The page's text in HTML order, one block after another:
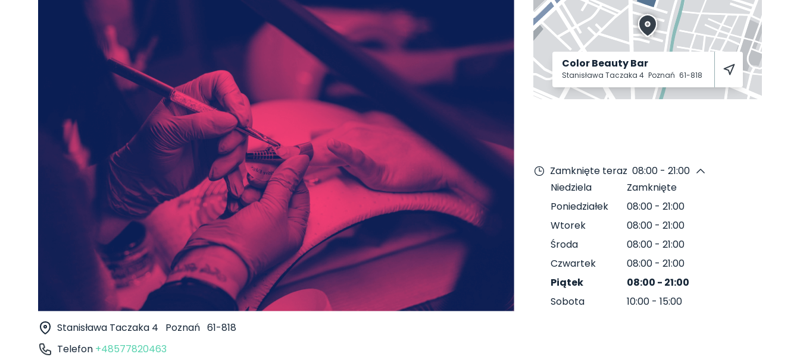
Stanisława Taczaka 4 Poznań 61-818
Telefon +48577820463
Color Beauty Bar
Stanisława Taczaka 4 Poznań 61-818
Zamknięte teraz 08:00 - 21:00
Niedziela
Zamknięte
Poniedziałek
08:00 - 21:00
Wtorek
08:00 - 21:00
Środa
08:00 - 21:00
Czwartek
08:00 - 21:00
Piątek
08:00 - 21:00
Sobota
10:00 - 15:00